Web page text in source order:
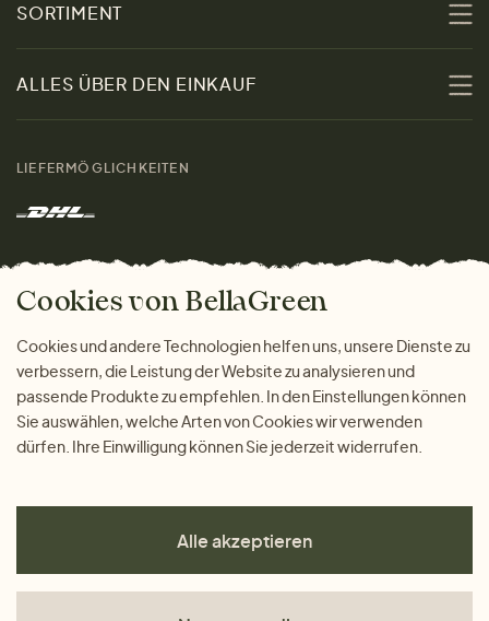
Nachhaltigkeit
Kontakt
Marken
Das freundliche Magazin
SORTIMENT
Damen
Herren
Geschenke
ALLES ÜBER DEN EINKAUF
Warum bei uns einkaufen
LIEFERMÖGLICHKEITEN
ZAHLUNGSMÖGLICHKEITEN
Cookies von BellaGreen
Cookies und andere Technologien helfen uns, unsere Dienste zu
verbessern, die Leistung der Website zu analysieren und
passende Produkte zu empfehlen. In den Einstellungen können
Sie auswählen, welche Arten von Cookies wir verwenden
dürfen. Ihre Einwilligung können Sie jederzeit widerrufen.
Alle akzeptieren